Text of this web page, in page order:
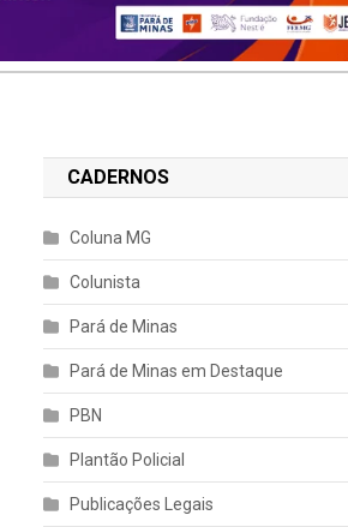
CADERNOS
Coluna MG
Colunista
Pará de Minas
Pará de Minas em Destaque
PBN
Plantão Policial
Publicações Legais